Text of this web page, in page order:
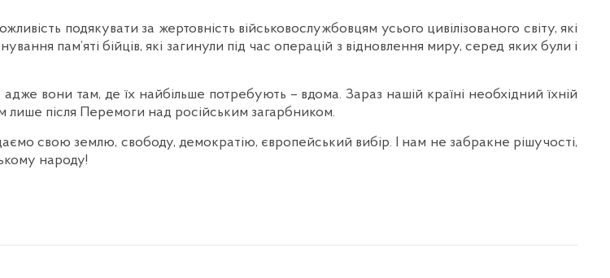
подякувати за жертовність військовослужбовцям усього цивілізованого світу, які
пам’яті бійців, які загинули під час операцій з відновлення миру, серед яких були і
вони там, де їх найбільше потребують – вдома. Зараз нашій країні необхідний їхній
лише після Перемоги над російським загарбником.
свою землю, свободу, демократію, європейський вибір. І нам не забракне рішучості,
народу!